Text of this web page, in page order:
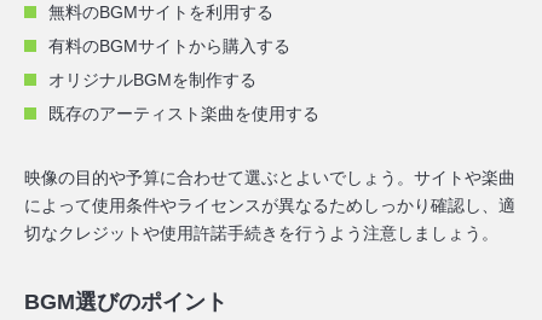
無料のBGMサイトを利用する
有料のBGMサイトから購入する
オリジナルBGMを制作する
既存のアーティスト楽曲を使用する
映像の目的や予算に合わせて選ぶとよいでしょう。サイトや楽曲
によって使用条件やライセンスが異なるためしっかり確認し、適
切なクレジットや使用許諾手続きを行うよう注意しましょう。
BGM選びのポイント